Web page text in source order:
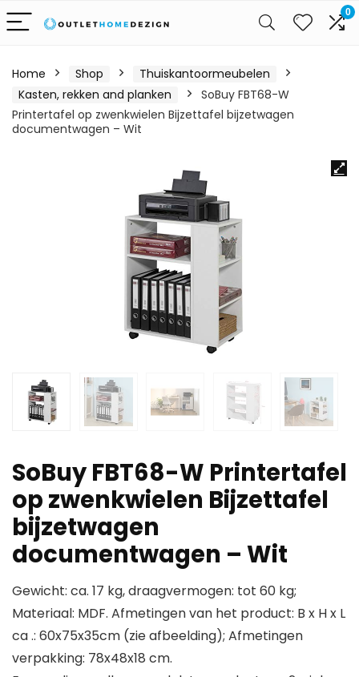
0
Home Shop
Thuiskantoormeubelen
Kasten, rekken and planken
SoBuy FBT68-W
Printertafel op zwenkwielen Bijzettafel bijzetwagen
documentwagen – Wit
SoBuy FBT68-W Printertafel
op zwenkwielen Bijzettafel
bijzetwagen
documentwagen – Wit
Gewicht: ca. 17 kg, draagvermogen: tot 60 kg;
Materiaal: MDF. Afmetingen van het product: B x H x L
ca .: 60x75x35cm (zie afbeelding); Afmetingen
verpakking: 78x48x18 cm.